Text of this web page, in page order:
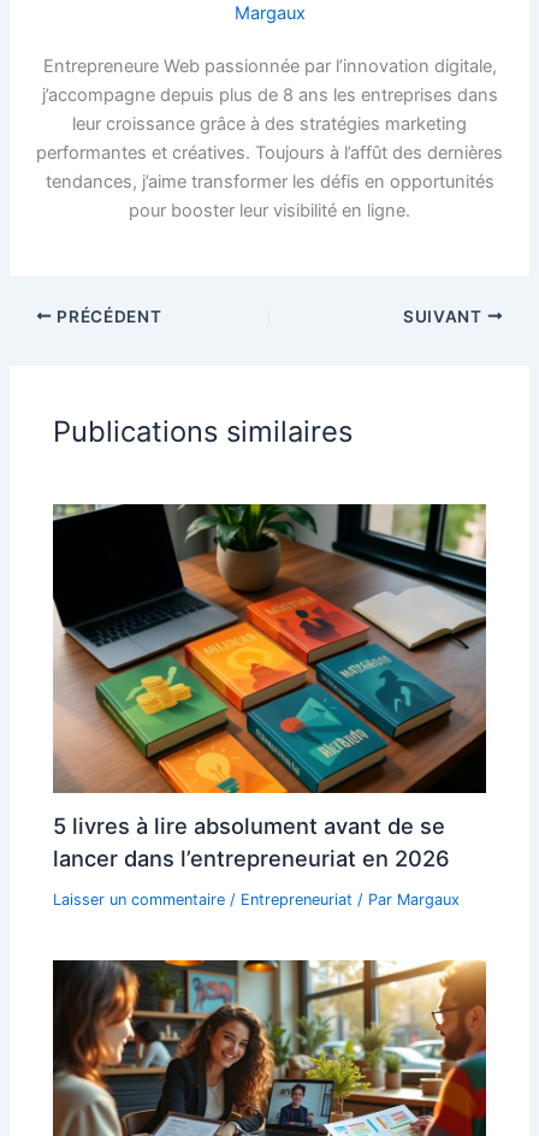
Margaux
Entrepreneure Web passionnée par l’innovation digitale,
j’accompagne depuis plus de 8 ans les entreprises dans
leur croissance grâce à des stratégies marketing
performantes et créatives. Toujours à l’affût des dernières
tendances, j’aime transformer les défis en opportunités
pour booster leur visibilité en ligne.
PRÉCÉDENT SUIVANT
Publications similaires
5 livres à lire absolument avant de se
lancer dans l’entrepreneuriat en 2026
Laisser un commentaire / Entrepreneuriat / Par Margaux